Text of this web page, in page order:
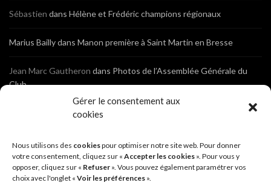
Gérer le consentement aux
cookies
Nous utilisons des cookiespour optimiser notre site web. Pour donner
votre consentement, cliquez sur « Accepter les cookies ». Pour vous y
opposer, cliquez sur « Refuser ». Vous pouvez également paramétrer vos
choix avec l'onglet « Voir les préférences ».
Sébastien dans Hélène et Frédéric champions régionaux
Marius Baillydans Manon première à Saint Martin en Bresse
Jean Marc Gautheron dans Photos de l’Assemblée Générale du
Club
Photos de l’Assemblée Générale du Club
Sébastien dans Cyclocross de Brochon (21)
Breniauxdans Cyclocross de Brochon (21)